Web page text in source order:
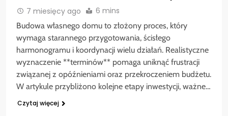
7 miesięcy ago 6 mins
Budowa własnego domu to złożony proces, który
wymaga starannego przygotowania, ścisłego
harmonogramu i koordynacji wielu działań. Realistyczne
wyznaczenie **terminów** pomaga uniknąć frustracji
związanej z opóźnieniami oraz przekroczeniem budżetu.
W artykule przybliżono kolejne etapy inwestycji, ważne…
Czytaj więcej